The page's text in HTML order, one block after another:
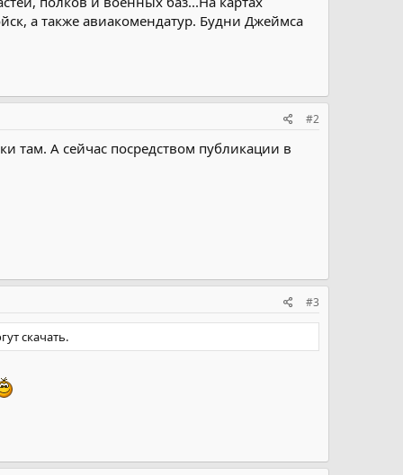
а также авиакомендатур. Будни Джеймса
#2
там. А сейчас посредством публикации в
#3
скачать.